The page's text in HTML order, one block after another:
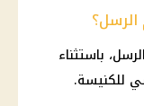
باستثناء
للكنيسة.